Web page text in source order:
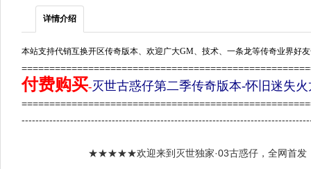
详情介绍
本站支持代销互换开区传奇版本、欢迎广大GM、技术、一条龙等传奇业界好
付费购买-灭世古惑仔第二季传奇版本-怀旧迷失
★★★★★欢迎来到灭世独家·03古惑仔，全网首发